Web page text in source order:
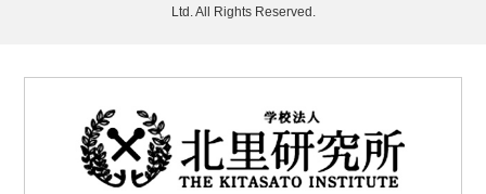
Ltd. All Rights Reserved.